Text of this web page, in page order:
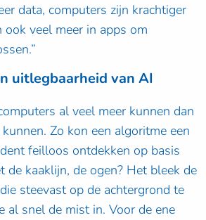
data, computers zijn krachtiger
ook veel meer in apps om
uitlegbaarheid van AI
al veel meer kunnen dan
Zo kon een algoritme een
feilloos ontdekken op basis
de kaaklijn, de ogen? Het bleek de
steevast op de achtergrond te
al snel de mist in. Voor de ene